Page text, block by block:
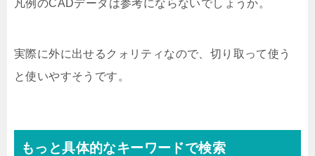
凡例のCADデータは参考にならないでしょうか。
実際に外に出せるクォリティなので、切り取って使う
と使いやすそうです。
もっと具体的なキーワードで検索